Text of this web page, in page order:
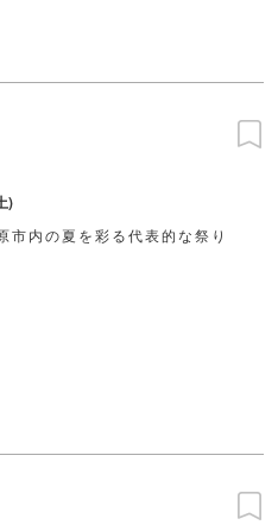
)
市内の夏を彩る代表的な祭り